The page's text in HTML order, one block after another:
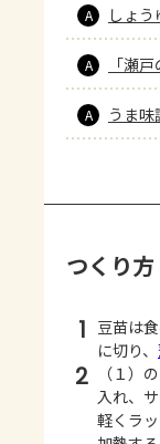
A しょう
A 「瀬
A うま味
つくり方
1 豆苗は
に切り、
2 （１）
入れ、サ
軽くラ